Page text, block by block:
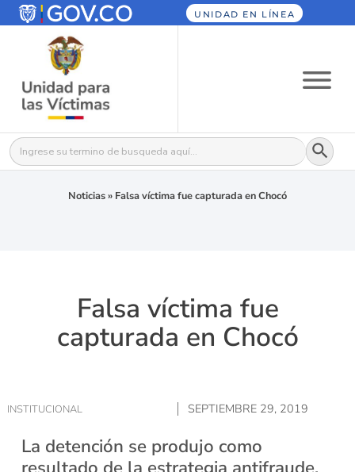
UNIDAD EN LÍNEA
Buscar: Botón
Noticias» Falsa víctima fue capturada en Chocó
Falsa víctima fue
capturada en Chocó
INSTITUCIONAL SEPTIEMBRE 29, 2019
La detención se produjo como